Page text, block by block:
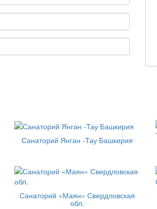
Санаторий Янган -Тау Башкирия
Санаторий «Маян» Свердловская
обл.